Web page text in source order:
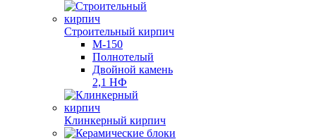
Строительный кирпич
М-150
Полнотелый
Двойной камень
2,1 НФ
Клинкерный кирпич